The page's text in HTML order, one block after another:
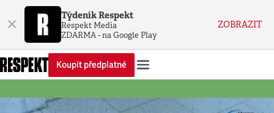
× Týdeník Respekt
Respekt Media
ZDARMA - na Google Play
ZOBRAZIT
Koupit předplatné